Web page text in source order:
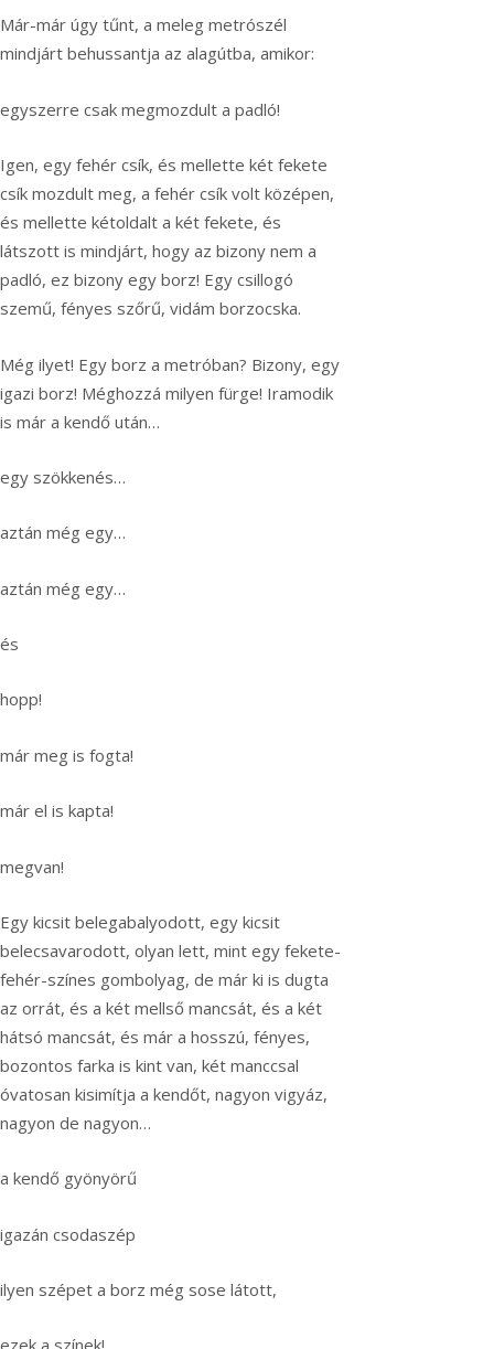
Már-már úgy tűnt, a meleg metrószél
mindjárt behussantja az alagútba, amikor:
egyszerre csak megmozdult a padló!
Igen, egy fehér csík, és mellette két fekete
csík mozdult meg, a fehér csík volt középen,
és mellette kétoldalt a két fekete, és
látszott is mindjárt, hogy az bizony nem a
padló, ez bizony egy borz! Egy csillogó
szemű, fényes szőrű, vidám borzocska.
Még ilyet! Egy borz a metróban? Bizony, egy
igazi borz! Méghozzá milyen fürge! Iramodik
is már a kendő után…
egy szökkenés…
aztán még egy…
aztán még egy…
és
hopp!
már meg is fogta!
már el is kapta!
megvan!
Egy kicsit belegabalyodott, egy kicsit
belecsavarodott, olyan lett, mint egy fekete-
fehér-színes gombolyag, de már ki is dugta
az orrát, és a két mellső mancsát, és a két
hátsó mancsát, és már a hosszú, fényes,
bozontos farka is kint van, két manccsal
óvatosan kisimítja a kendőt, nagyon vigyáz,
nagyon de nagyon…
a kendő gyönyörű
igazán csodaszép
ilyen szépet a borz még sose látott,